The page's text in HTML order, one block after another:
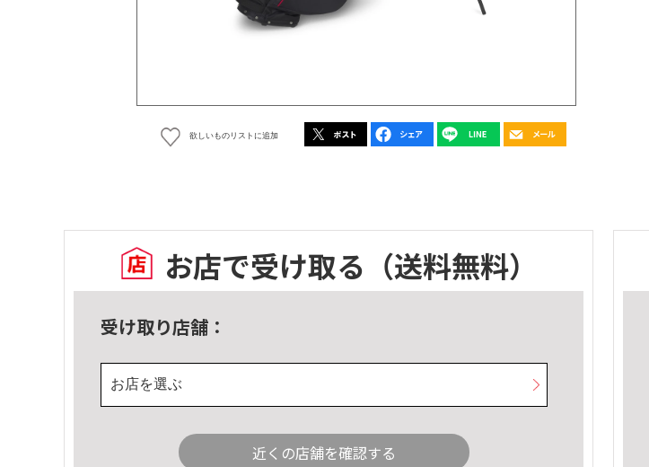
欲しいものリストに追加
お店で受け取る （送料無料）
受け取り店舗：
お店を選ぶ
近くの店舗を確認する